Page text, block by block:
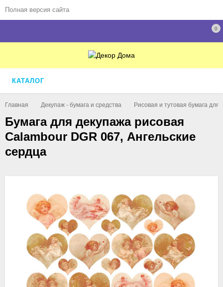
Полная версия сайта
0
КАТАЛОГ
Главная Декупаж - бумага и средства Рисовая и тутовая бумага для
Бумага для декупажа рисовая
Calambour DGR 067, Ангельские
сердца